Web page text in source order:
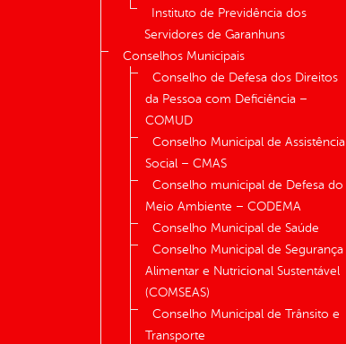
Instituto de Previdência dos
Servidores de Garanhuns
Conselhos Municipais
Conselho de Defesa dos Direitos
da Pessoa com Deficiência –
COMUD
Conselho Municipal de Assistência
Social – CMAS
Conselho municipal de Defesa do
Meio Ambiente – CODEMA
Conselho Municipal de Saúde
Conselho Municipal de Segurança
Alimentar e Nutricional Sustentável
(COMSEAS)
Conselho Municipal de Trânsito e
Transporte